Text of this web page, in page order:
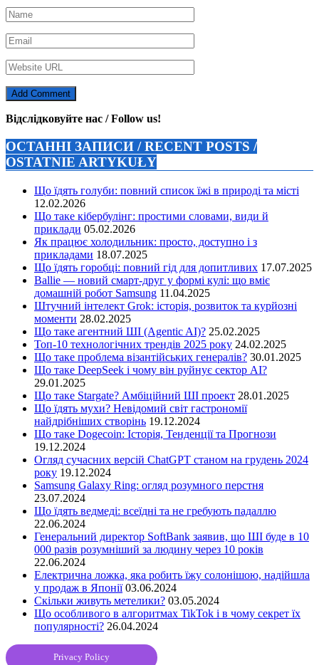
Відслідковуйте нас / Follow us!
ОСТАННІ ЗАПИСИ / RECENT POSTS /
OSTATNIE ARTYKUŁY
Що їдять голуби: повний список їжі в природі та місті
12.02.2026
Що таке кібербулінг: простими словами, види й
приклади 05.02.2026
Як працює холодильник: просто, доступно і з
прикладами 18.07.2025
Що їдять горобці: повний гід для допитливих 17.07.2025
Ballie — новий смарт-друг у формі кулі: що вміє
домашній робот Samsung 11.04.2025
Штучний інтелект Grok: історія, розвиток та курйозні
моменти 28.02.2025
Що таке агентний ШІ (Agentic AI)? 25.02.2025
Топ-10 технологічних трендів 2025 року 24.02.2025
Що таке проблема візантійських генералів? 30.01.2025
Що таке DeepSeek і чому він руйнує сектор АІ?
29.01.2025
Що таке Stargate? Амбіційний ШІ проект 28.01.2025
Що їдять мухи? Невідомий світ гастрономії
найдрібніших створінь 19.12.2024
Що таке Dogecoin: Історія, Тенденції та Прогнози
19.12.2024
Огляд сучасних версій ChatGPT станом на грудень 2024
року 19.12.2024
Samsung Galaxy Ring: огляд розумного перстня
23.07.2024
Що їдять ведмеді: всеїдні та не гребують падаллю
22.06.2024
Генеральний директор SoftBank заявив, що ШІ буде в 10
000 разів розумніший за людину через 10 років
22.06.2024
Електрична ложка, яка робить їжу солонішою, надійшла
у продаж в Японії 03.06.2024
Скільки живуть метелики? 03.05.2024
Що особливого в алгоритмах TikTok і в чому секрет їх
популярності? 26.04.2024
Privacy Policy